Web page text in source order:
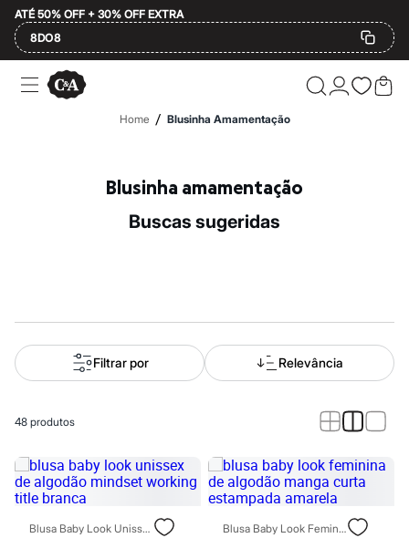
ATÉ 50% OFF + 30% OFF EXTRA
8DO8
Ofertas
Compre por Departamento
Alfaiataria
Novidades
Roupas
Blusas e Camisetas
Casacos e Jaquetas
Macacões
Saias
Shorts e Bermudas
Vestidos
Acessórios
Home / Blusinha Amamentação
Blusinha amamentação
buscas sugeridas
Filtrar por Relevância
48 produtos
Blusa Baby Look Unissex De Algodão Mindset Working Title Branca Blusa Baby Look Feminina De Algodão Manga Curta Estampada Amarela